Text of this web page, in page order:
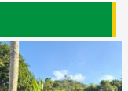
em realidade.